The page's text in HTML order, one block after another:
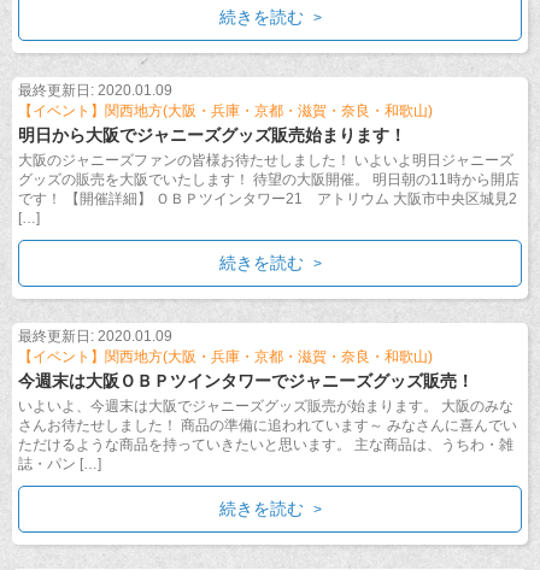
続きを読む
最終更新日: 2020.01.09
【イベント】関西地方(大阪・兵庫・京都・滋賀・奈良・和歌山)
明日から大阪でジャニーズグッズ販売始まります！
大阪のジャニーズファンの皆様お待たせしました！ いよいよ明日ジャニーズ
グッズの販売を大阪でいたします！ 待望の大阪開催。 明日朝の11時から開店
です！ 【開催詳細】 ＯＢＰツインタワー21 アトリウム 大阪市中央区城見2
[…]
続きを読む
最終更新日: 2020.01.09
【イベント】関西地方(大阪・兵庫・京都・滋賀・奈良・和歌山)
今週末は大阪ＯＢＰツインタワーでジャニーズグッズ販売！
いよいよ、今週末は大阪でジャニーズグッズ販売が始まります。 大阪のみな
さんお待たせしました！ 商品の準備に追われています～ みなさんに喜んでい
ただけるような商品を持っていきたいと思います。 主な商品は、うちわ・雑
誌・パン […]
続きを読む